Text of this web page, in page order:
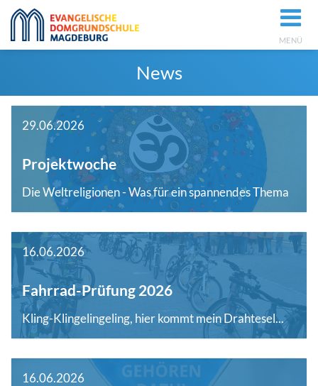
MENÜ
News
29.06.2026
Projektwoche
Die Weltreligionen - Was für ein spannendes Thema
16.06.2026
Fahrrad-Prüfung 2026
Kling-Klingelingeling, hier kommt mein Drahtesel...
16.06.2026